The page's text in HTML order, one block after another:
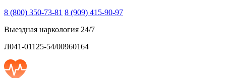
8 (800) 350-73-81 8 (909) 415-90-97
Выездная наркология 24/7
Л041-01125-54/00960164